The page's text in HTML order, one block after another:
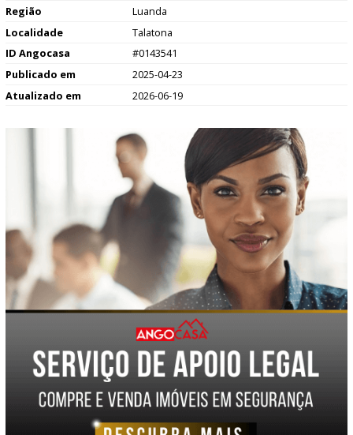
Região
Luanda
Localidade
Talatona
ID Angocasa
#0143541
Publicado em
2025-04-23
Atualizado em
2026-06-19